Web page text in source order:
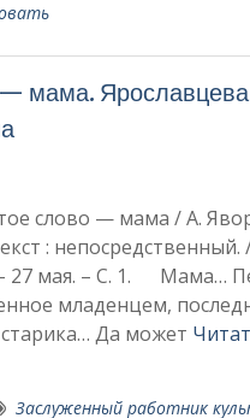
мама.
слово — мама / А.
: непосредственный.
– 27 мая. – С. 1. Мама…
младенцем,
Да может
Заслуженный работник